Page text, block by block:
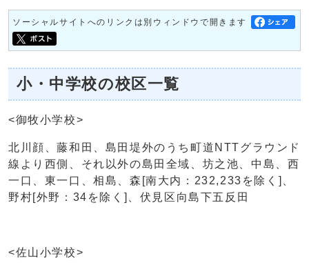
ソーシャルサイトへのリンクは別ウィンドウで開きます
小・中学校の校区一覧
<御牧小学校>
北川顔、藤和田、島田堤外のうち町道NTTグラウンド
線より西側、それ以外の島田全域、坊之池、中島、西
一口、東一口、相島、森[南大内：232,233を除く]、
野村[外野：34を除く]、伏見区向島下五反田
<佐山小学校>